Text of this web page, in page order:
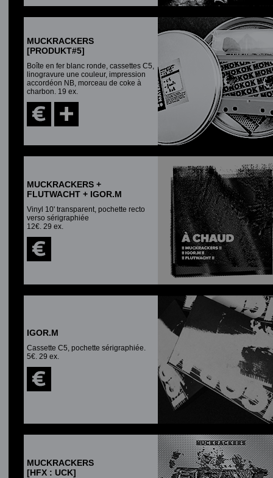
MUCKRACKERS
[PRODUKT#5]
Boîte en fer blanc ronde, cassettes C5,
linogravure une couleur, impression
accordéon NB, morceau de coke à
charbon. 19 ex.
MUCKRACKERS +
FLUTWACHT + IGOR.M
Vinyl 10' transparent, pochette recto
verso sérigraphiée
12€. 29 ex.
IGOR.M
Cassette C5, pochette sérigraphiée.
5€. 29 ex.
MUCKRACKERS
[HFX : UCK]